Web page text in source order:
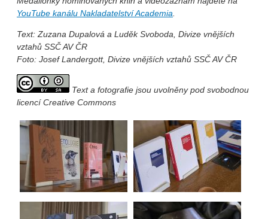
YouTube kanálu Nakladatelství Academia
Text: Zuzana Dupalová a Luděk Svoboda, Divize vnějších
vztahů SSČ AV ČR
Foto: Josef Landergott, Divize vnějších vztahů SSČ AV ČR
Text a fotografie jsou uvolněny pod svobodnou
licencí Creative Commons